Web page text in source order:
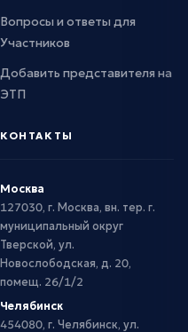
Вопросы и ответы для
Участников
Добавить представителя на
ЭТП
КОНТАКТЫ
Москва
127030, г. Москва, вн. тер. г.
муниципальный округ
Тверской, ул.
Новослободская, д. 20,
помещ. 26/1/2
Челябинск
454080, г. Челябинск, ул.